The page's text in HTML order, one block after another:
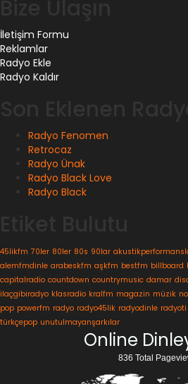
İletişim Formu
Reklamlar
Radyo Ekle
Radyo Kaldır
Radyo Fenomen
Retrocaz
Radyo Ünak
Radyo Black Love
Radyo Black
45likfm 70ler 80ler 80s 90lar
alemfmdinle arabeskfm aşkfm bestfm billboard
capitalradio countdown countrymusic damar
ilaçgibiradyo klasradio kralfm magazin müzik
pop powerfm radyo radyo45lik radyodinle radyoti
türkçepop unutulmayanşarkılar
Online
836 Total